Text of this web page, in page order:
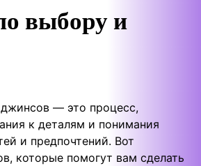
выбору и
— это процесс,
к деталям и понимания
и предпочтений. Вот
которые помогут вам сделать